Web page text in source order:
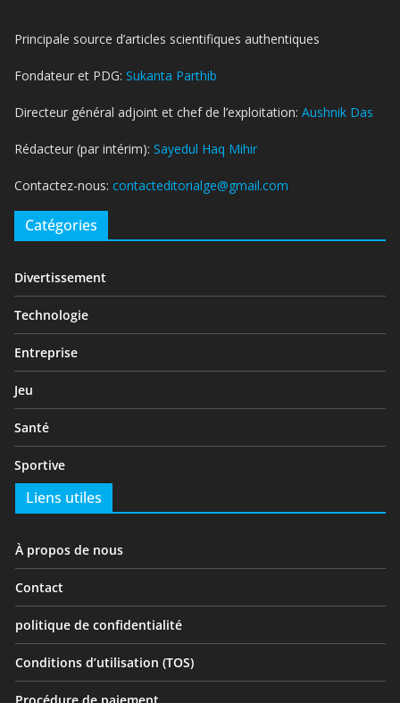
Principale source d’articles scientifiques authentiques
Fondateur et PDG: Sukanta Parthib
Directeur général adjoint et chef de l’exploitation: Aushnik Das
Rédacteur (par intérim): Sayedul Haq Mihir
Contactez-nous: contacteditorialge@gmail.com
Catégories
Divertissement
Technologie
Entreprise
Jeu
Santé
Sportive
Liens utiles
À propos de nous
Contact
politique de confidentialité
Conditions d’utilisation (TOS)